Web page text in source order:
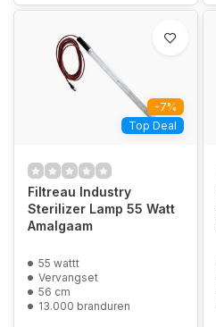
-7%
Top Deal
Filtreau Industry
Sterilizer Lamp 55 Watt
Amalgaam
55 wattt
Vervangset
56 cm
13.000 branduren